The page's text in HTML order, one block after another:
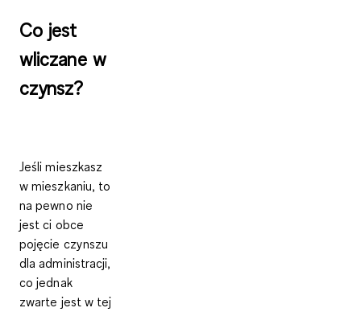
Co jest
wliczane w
czynsz?
Jeśli mieszkasz
w mieszkaniu, to
na pewno nie
jest ci obce
pojęcie czynszu
dla administracji,
co jednak
zwarte jest w tej